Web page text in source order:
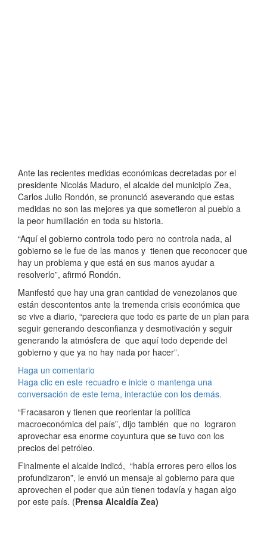
Ante las recientes medidas económicas decretadas por el
presidente Nicolás Maduro, el alcalde del municipio Zea,
Carlos Julio Rondón, se pronunció aseverando que estas
medidas no son las mejores ya que sometieron al pueblo a
la peor humillación en toda su historia.
“Aquí el gobierno controla todo pero no controla nada, al
gobierno se le fue de las manos y tienen que reconocer que
hay un problema y que está en sus manos ayudar a
resolverlo”, afirmó Rondón.
Manifestó que hay una gran cantidad de venezolanos que
están descontentos ante la tremenda crisis económica que
se vive a diario, “pareciera que todo es parte de un plan para
seguir generando desconfianza y desmotivación y seguir
generando la atmósfera de que aquí todo depende del
gobierno y que ya no hay nada por hacer”.
Haga un comentario
Haga clic en este recuadro e inicie o mantenga una
conversación de este tema, interactúe con los demás.
“Fracasaron y tienen que reorientar la política
macroeconómica del país”, dijo también que no lograron
aprovechar esa enorme coyuntura que se tuvo con los
precios del petróleo.
Finalmente el alcalde indicó, “había errores pero ellos los
profundizaron”, le envió un mensaje al gobierno para que
aprovechen el poder que aún tienen todavía y hagan algo
por este país. (Prensa Alcaldía Zea)